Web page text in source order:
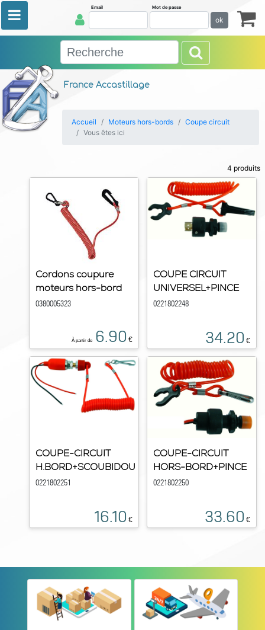
France Accastillage
Email Mot de passe
ok
Accueil Moteurs hors-bords
Coupe circuit
Vous êtes ici
4 produits
Cordons coupure
moteurs hors-bord
0380005323
À partir de 6.90 €
COUPE CIRCUIT
UNIVERSEL+PINCE
0221802248
34.20 €
COUPE-CIRCUIT
H.BORD+SCOUBIDOU
0221802251
16.10 €
COUPE-CIRCUIT
HORS-BORD+PINCE
0221802250
33.60 €